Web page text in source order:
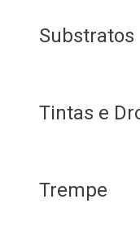
Substratos
Tintas e
Trempe